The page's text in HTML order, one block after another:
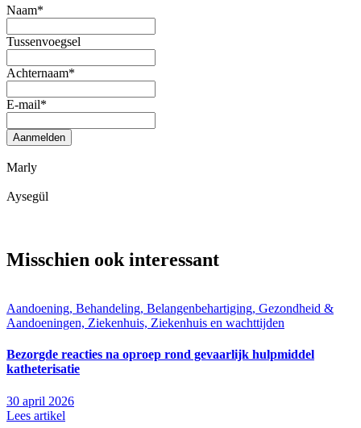
Naam*
Tussenvoegsel
Achternaam*
E-mail*
Aanmelden
Marly
Aysegül
Misschien ook interessant
Aandoening, Behandeling, Belangenbehartiging, Gezondheid &
Aandoeningen, Ziekenhuis, Ziekenhuis en wachttijden
Bezorgde reacties na oproep rond gevaarlijk hulpmiddel
katheterisatie
30 april 2026
Lees artikel